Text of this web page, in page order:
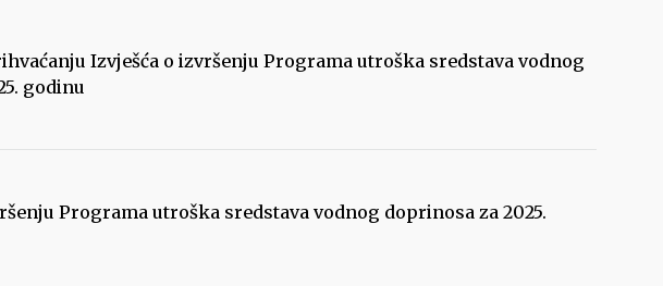
Izvješća o izvršenju Programa utroška sredstava vodnog
godinu
Programa utroška sredstava vodnog doprinosa za 2025.